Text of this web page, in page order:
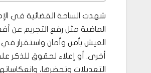
شهدت الساحة القضائية في
الماضية مثل رفع التجريم عن
العيش بأمن وأمان واستقرار
أخرى. أو إعلاء لحقوق للذكر
التعديلات وتحضرها،